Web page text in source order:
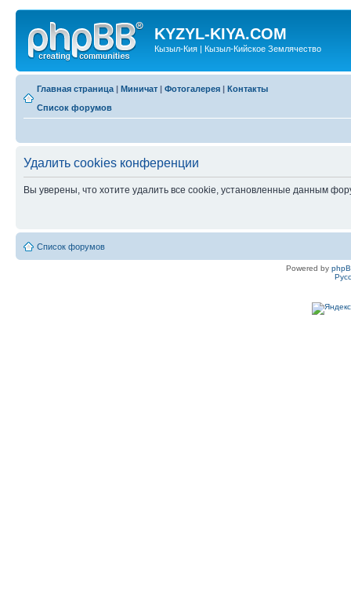
KYZYL-KIYA.COM
Кызыл-Кия | Кызыл-Кийское Землячество
Главная страница | Миничат | Фотогалерея | Контакты
Список форумов
Удалить cookies конференции
Вы уверены, что хотите удалить все cookie, установленные данным
Список форумов
Powered by